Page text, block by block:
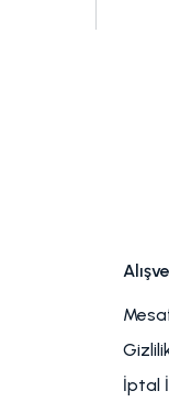
İptal